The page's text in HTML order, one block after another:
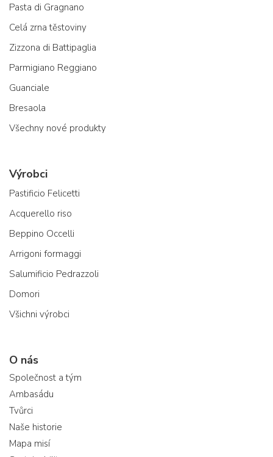
Pasta di Gragnano
Celá zrna těstoviny
Zizzona di Battipaglia
Parmigiano Reggiano
Guanciale
Bresaola
Všechny nové produkty
Výrobci
Pastificio Felicetti
Acquerello riso
Beppino Occelli
Arrigoni formaggi
Salumificio Pedrazzoli
Domori
Všichni výrobci
O nás
Společnost a tým
Ambasádu
Tvůrci
Naše historie
Mapa misí